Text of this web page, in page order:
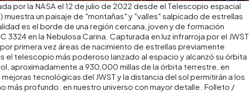
por la NASA el 12 de julio de 2022 desde el Telescopio espacial
muestra un paisaje de "montañas" y "valles" salpicado de estrellas
es el borde de una región cercana, joven y de formación
3324 en la Nebulosa Carina. Capturada en luz infrarroja por el JWST,
primera vez áreas de nacimiento de estrellas previamente
el telescopio más poderoso lanzado al espacio y alcanzó su órbita
aproximadamente a 930,000 millas de la órbita terrestre, en
tecnológicas del JWST y la distancia del sol permitirán a los
más profundo. en nuestro universo con mayor detalle. Folleto /